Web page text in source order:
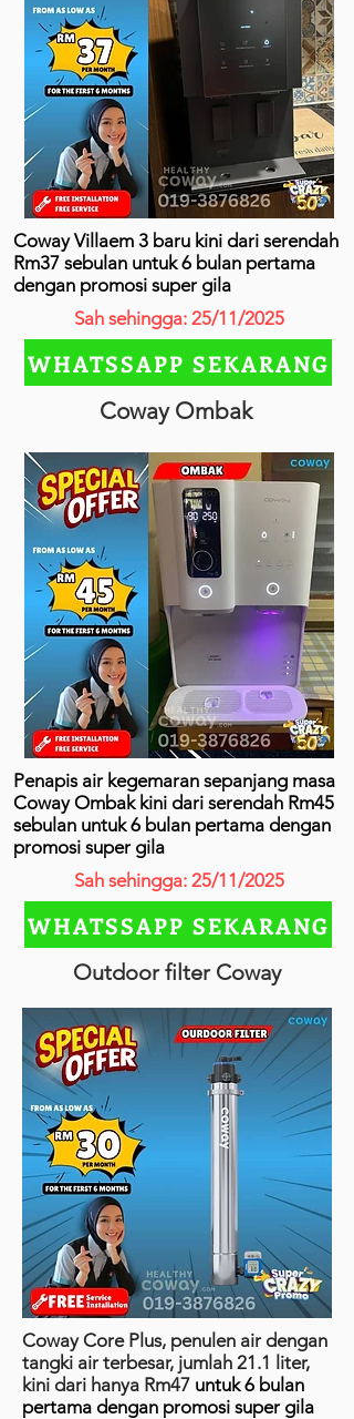
Coway Villaem 3 baru kini dari serendah
Rm37 sebulan untuk 6 bulan pertama
dengan promosi super gila
Sah sehingga: 25/11/2025
WHATSSAPP SEKARANG
Coway Ombak
Penapis air kegemaran sepanjang masa
Coway Ombak kini dari serendah Rm45
sebulan untuk 6 bulan pertama dengan
promosi super gila
Sah sehingga: 25/11/2025
WHATSSAPP SEKARANG
Outdoor filter Coway
Coway Core Plus, penulen air dengan
tangki air terbesar, jumlah 21.1 liter,
kini dari hanya Rm47 untuk 6 bulan
pertama dengan promosi super gila